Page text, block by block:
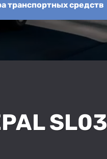
транспортных средств